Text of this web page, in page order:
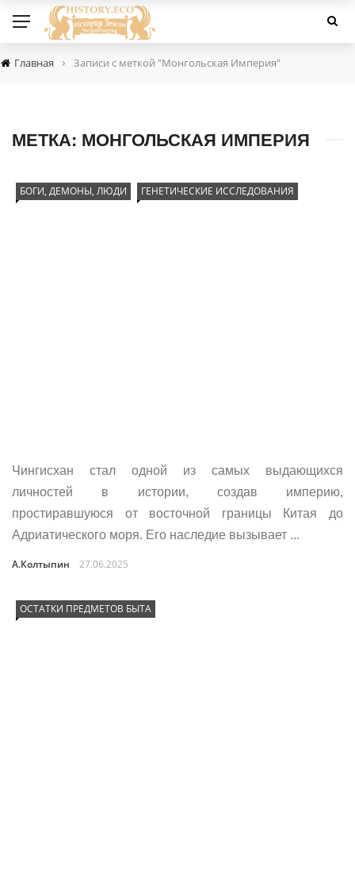
Главная › Записи с меткой "Монгольская Империя"
МЕТКА: МОНГОЛЬСКАЯ ИМПЕРИЯ
БОГИ, ДЕМОНЫ, ЛЮДИ ГЕНЕТИЧЕСКИЕ ИССЛЕДОВАНИЯ
Чингисхан стал одной из самых выдающихся
личностей в истории, создав империю,
простиравшуюся от восточной границы Китая до
Адриатического моря. Его наследие вызывает ...
А.Колтыпин 27.06.2025
ОСТАТКИ ПРЕДМЕТОВ БЫТА